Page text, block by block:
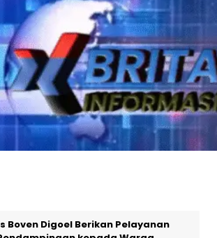
Boven Digoel Berikan Pelayanan